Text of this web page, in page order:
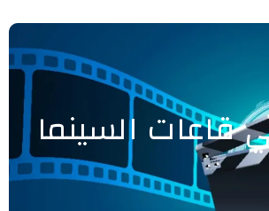
قاعات السينما